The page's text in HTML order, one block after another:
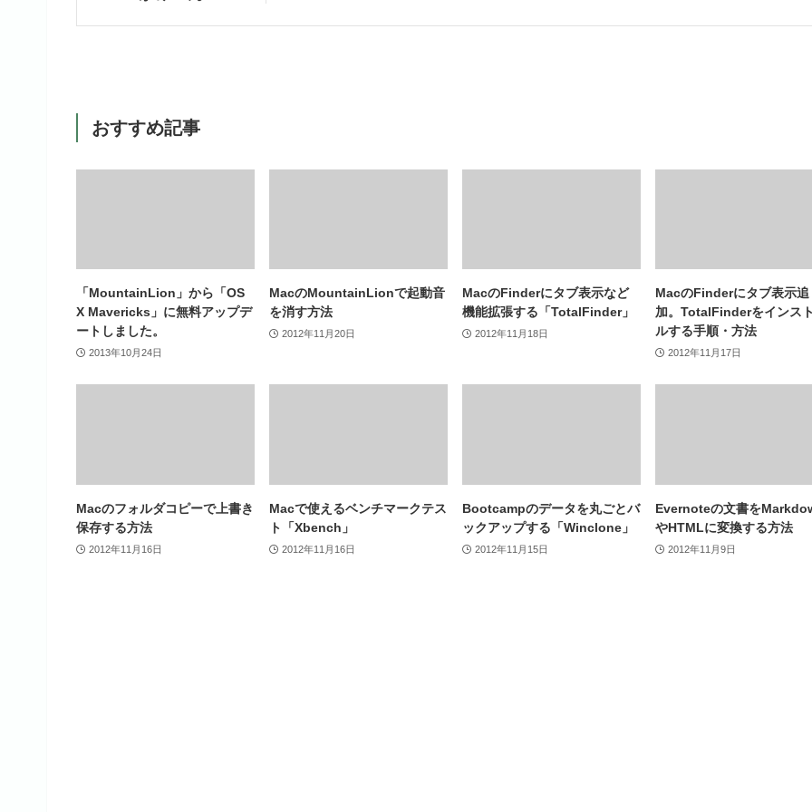
おすすめ記事
「MountainLion」から「OS
X Mavericks」に無料アップデ
ートしました。
2013年10月24日
MacのMountainLionで起動音
を消す方法
2012年11月20日
MacのFinderにタブ表示など
機能拡張する「TotalFinder」
2012年11月18日
MacのFinderにタブ表示追
加。TotalFinderをインス
ルする手順・方法
2012年11月17日
Macのフォルダコピーで上書き
保存する方法
2012年11月16日
Macで使えるベンチマークテス
ト「Xbench」
2012年11月16日
Bootcampのデータを丸ごとバ
ックアップする「Winclone」
2012年11月15日
Evernoteの文書を
やHTMLに変換する方法
2012年11月9日